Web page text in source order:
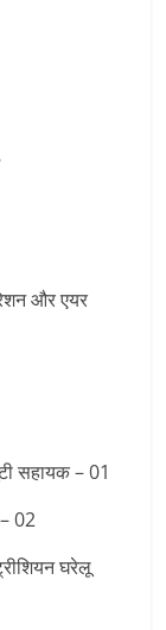
और एयर
सहायक – 01
02
घरेलू